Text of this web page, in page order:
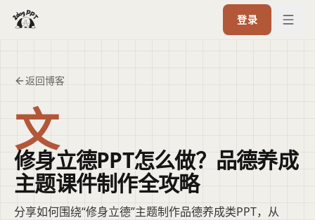
登录
返回博客
文
修身立德PPT怎么做？品德养成
主题课件制作全攻略
分享如何围绕“修身立德”主题制作品德养成类PPT，从